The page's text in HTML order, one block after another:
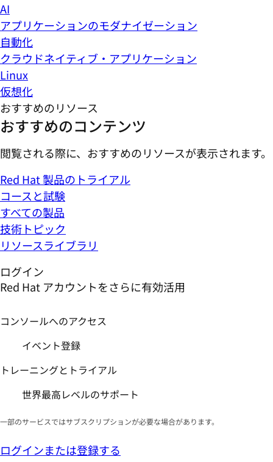
AI
アプリケーションのモダナイゼーション
自動化
クラウドネイティブ・アプリケーション
Linux
仮想化
おすすめのリソース
おすすめのコンテンツ
閲覧される際に、おすすめのリソースが表示されます。
Red Hat 製品のトライアル
コースと試験
すべての製品
技術トピック
リソースライブラリ
ログイン
Red Hat アカウントをさらに有効活用
コンソールへのアクセス
イベント登録
トレーニングとトライアル
世界最高レベルのサポート
一部のサービスではサブスクリプションが必要な場合があります。
ログインまたは登録する